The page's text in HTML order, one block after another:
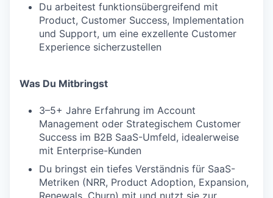
Du arbeitest funktionsübergreifend mit
Product, Customer Success, Implementation
und Support, um eine exzellente Customer
Experience sicherzustellen
Was Du Mitbringst
3–5+ Jahre Erfahrung im Account
Management oder Strategischem Customer
Success im B2B SaaS-Umfeld, idealerweise
mit Enterprise-Kunden
Du bringst ein tiefes Verständnis für SaaS-
Metriken (NRR, Product Adoption, Expansion,
Renewals, Churn) mit und nutzt sie zur